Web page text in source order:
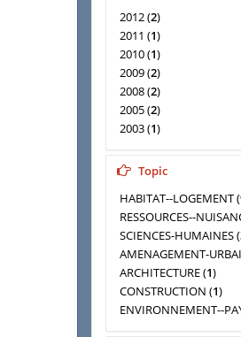
COLOMBARD-PROUT,
DARD, Philippe
DOBRUSZKES, Frédéric
DOZZI, Joël
EVEN, Karl
FABUREL, Guillaume
FACK, Gabrielle
GOBERT, Julie
GUEYMARD, Sandrine (
HELFTER, Caroline(1 )
HEYD, Thomas(1)
KESTEMAN, Nadia(1)
LA BRANCHE, Stéphane
LACHARME, Bernard
LAIGLE, Lydie(1)
2012(2)
2011 (1)
2010(1)
2009(2)
2008(2)
2005(2)
2003(1)
Topic
HABITAT--LOGEMENT(
RESSOURCES--
SCIENCES-HUMAINES(
AMENAGEMENT-
ARCHITECTURE(1)
CONSTRUCTION (1)
ENVIRONNEMENT--